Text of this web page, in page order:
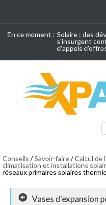
En ce moment : Solaire : des
s'insurgent
d'appels
Conseils /Savoir-faire/Calcul de
climatisation et installations
réseaux primaires solaires
Vases d'expansion